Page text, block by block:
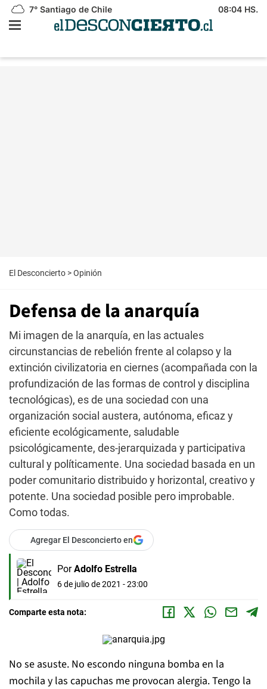
7° Santiago de Chile 08:04 HS.
El Desconcierto >Opinión
Defensa de la anarquía
Mi imagen de la anarquía, en las actuales
circunstancias de rebelión frente al colapso y la
extinción civilizatoria en ciernes (acompañada con la
profundización de las formas de control y disciplina
tecnológicas), es de una sociedad con una
organización social austera, autónoma, eficaz y
eficiente ecológicamente, saludable
psicológicamente, des-jerarquizada y participativa
cultural y políticamente. Una sociedad basada en un
poder comunitario distribuido y horizontal, creativo y
potente. Una sociedad posible pero improbable.
Como todas.
Agregar El Desconcierto en
Por Adolfo Estrella
6 de julio de 2021 - 23:00
Comparte esta nota:
No se asuste. No escondo ninguna bomba en la
mochila y las capuchas me provocan alergia. Tengo la